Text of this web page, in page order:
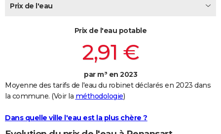
Carte de Noël
Carte Bonne année
Carte Saint-Valentin
Carte Pâques
Carte d'anniversaire
DICTIONNAIRE
FORUM
Prix de l'eau
Prix de l'eau potable
2,91 €
par m³ en 2023
Moyenne des tarifs de l'eau du robinet déclarés en 2023 dans
la commune. (Voir la méthodologie)
Dans quelle ville l'eau est la plus chère ?